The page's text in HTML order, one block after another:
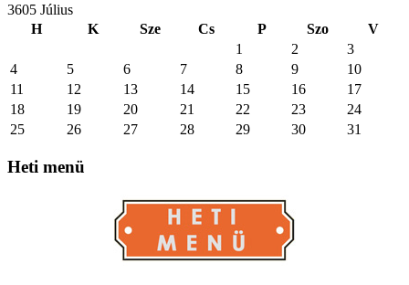
3605 Július
H
K Sze Cs P Szo
V
1
2
3
4
5 6 7 8 9
10
11
12 13 14 15 16
17
18
19 20 21 22 23
24
25
26 27 28 29 30 31
Heti menü